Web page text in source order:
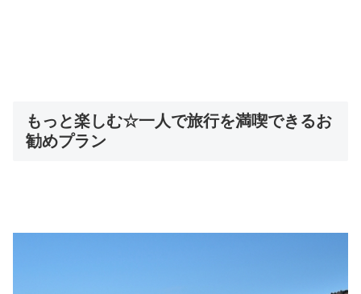
もっと楽しむ☆一人で旅行を満喫できるお
勧めプラン